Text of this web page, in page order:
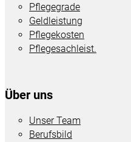
Pflegegrade
Geldleistung
Pflegekosten
Pflegesachleist.
Über uns
Unser Team
Berufsbild